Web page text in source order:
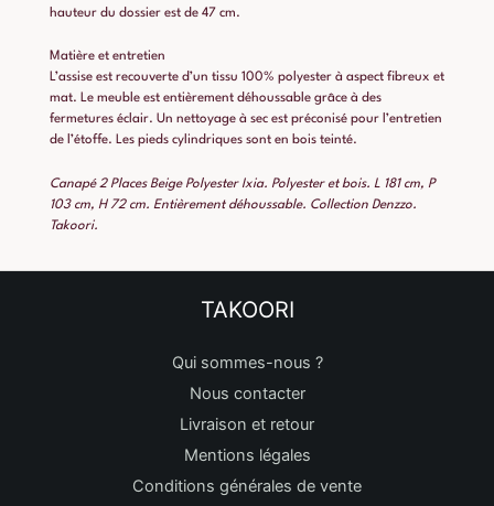
hauteur du dossier est de 47 cm.
Matière et entretien
L’assise est recouverte d’un tissu 100% polyester à aspect fibreux et
mat. Le meuble est entièrement déhoussable grâce à des
fermetures éclair. Un nettoyage à sec est préconisé pour l’entretien
de l’étoffe. Les pieds cylindriques sont en bois teinté.
Canapé 2 Places Beige Polyester Ixia. Polyester et bois. L 181 cm, P
103 cm, H 72 cm. Entièrement déhoussable. Collection Denzzo.
Takoori.
TAKOORI
Qui sommes-nous ?
Nous contacter
Livraison et retour
Mentions légales
Conditions générales de vente